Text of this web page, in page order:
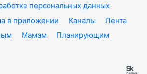
персональных данных
в приложении Каналы
Лента
Мамам
Планирующим